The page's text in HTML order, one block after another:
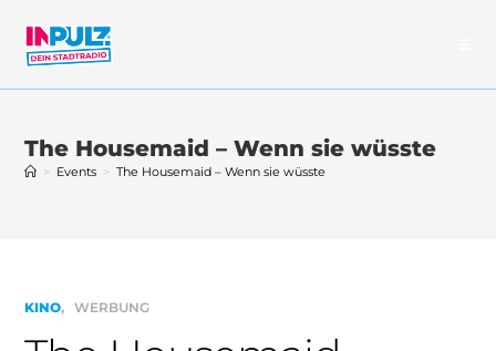
Inhalt
springen
The Housemaid – Wenn sie wüsste
> Events > The Housemaid – Wenn sie wüsste
KINO WERBUNG